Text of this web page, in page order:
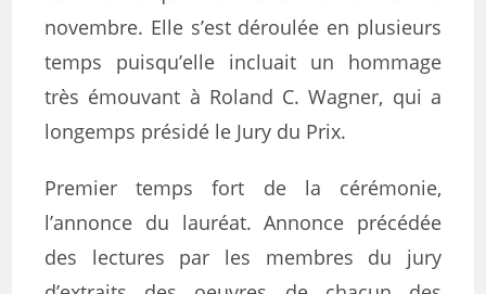
novembre. Elle s’est déroulée en plusieurs
temps puisqu’elle incluait un hommage
très émouvant à Roland C. Wagner, qui a
longemps présidé le Jury du Prix.
Premier temps fort de la cérémonie,
l’annonce du lauréat. Annonce précédée
des lectures par les membres du jury